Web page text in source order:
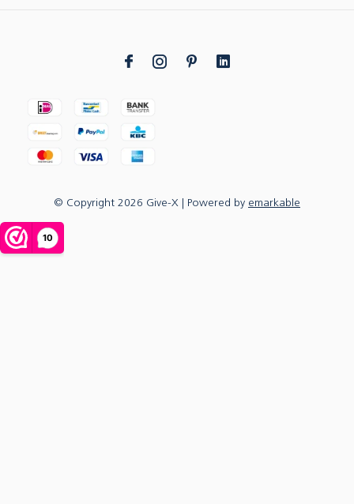
© Copyright 2026 Give-X | Powered by emarkable